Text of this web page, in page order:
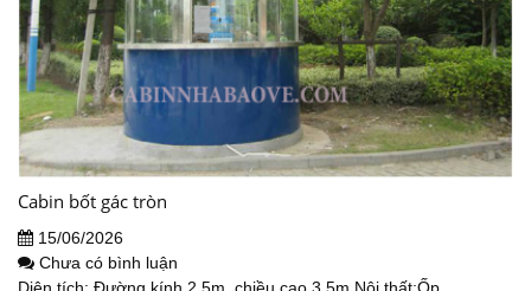
Cabin bốt gác tròn
15/06/2026
Chưa có bình luận
Diện tích: Đường kính 2,5m, chiều cao 3,5m Nội thất:Ốp